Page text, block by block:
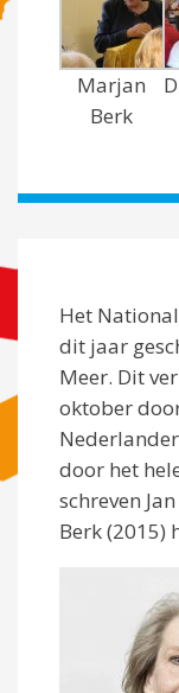
Marjan
Berk
Het
dit jaar
Meer. Dit
oktober
door het
schreven
Berk (2015)